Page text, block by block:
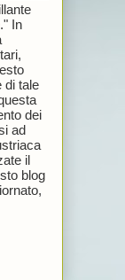
." In
di tale
dei
ad
il
blog